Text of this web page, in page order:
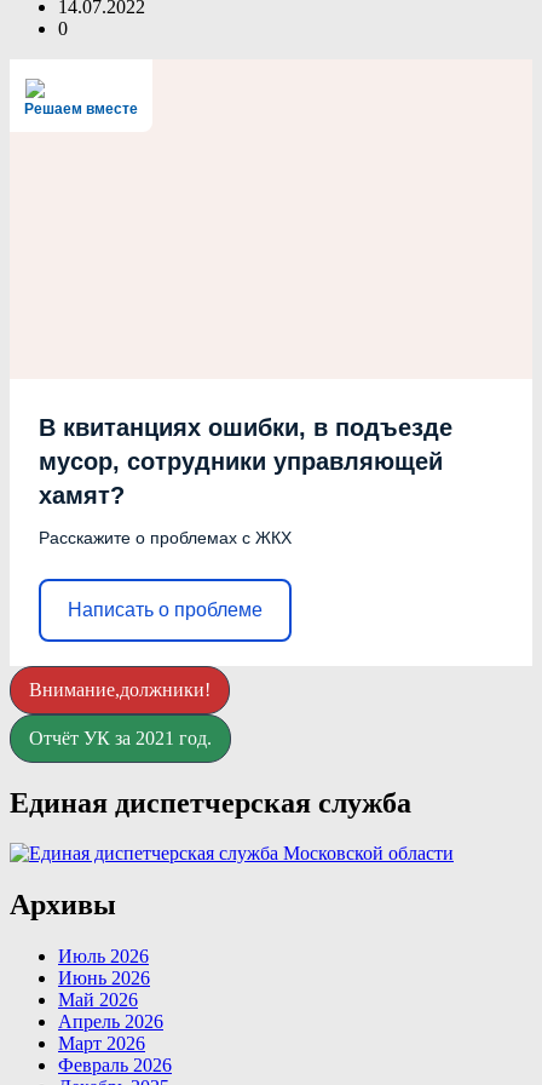
14.07.2022
0
Решаем вместе
В квитанциях ошибки, в подъезде
мусор, сотрудники управляющей
хамят?
Расскажите о проблемах с ЖКХ
Написать о проблеме
Внимание,должники!
Отчёт УК за 2021 год.
Единая диспетчерская служба
Архивы
Июль 2026
Июнь 2026
Май 2026
Апрель 2026
Март 2026
Февраль 2026